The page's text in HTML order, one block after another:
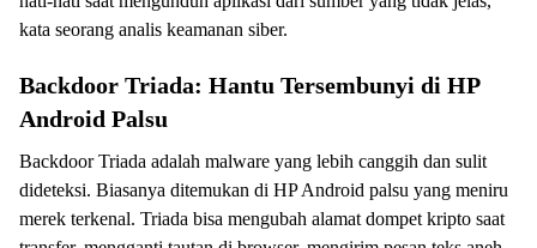
kata seorang analis keamanan siber.
Backdoor Triada: Hantu Tersembunyi di HP
Android Palsu
Backdoor Triada adalah malware yang lebih canggih dan sulit
dideteksi. Biasanya ditemukan di HP Android palsu yang meniru
merek terkenal. Triada bisa mengubah alamat dompet kripto saat